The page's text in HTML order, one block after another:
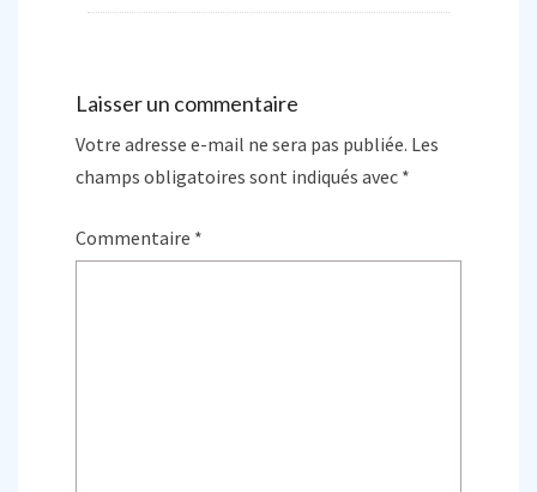
Laisser un commentaire
Votre adresse e-mail ne sera pas publiée. Les
champs obligatoires sont indiqués avec *
Commentaire *